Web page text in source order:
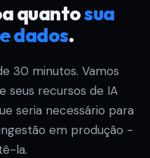
quantosua
dados.
30 minutos. Vamos
seus recursos de IA
seria necessário para
em produção -
la.